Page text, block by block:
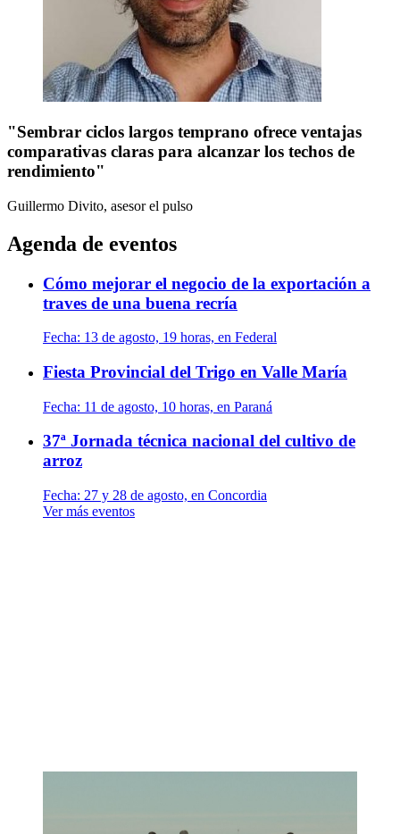
"Sembrar ciclos largos temprano ofrece ventajas
comparativas claras para alcanzar los techos de
rendimiento"
Guillermo Divito, asesor el pulso
Agenda de eventos
Cómo mejorar el negocio de la exportación a
traves de una buena recría
Fecha: 13 de agosto, 19 horas, en Federal
Fiesta Provincial del Trigo en Valle María
Fecha: 11 de agosto, 10 horas, en Paraná
37ª Jornada técnica nacional del cultivo de
arroz
Fecha: 27 y 28 de agosto, en Concordia
Ver más eventos